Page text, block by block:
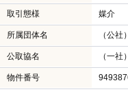
取引態様 媒介
所属団体名 （公
公取協名 （一
物件番号